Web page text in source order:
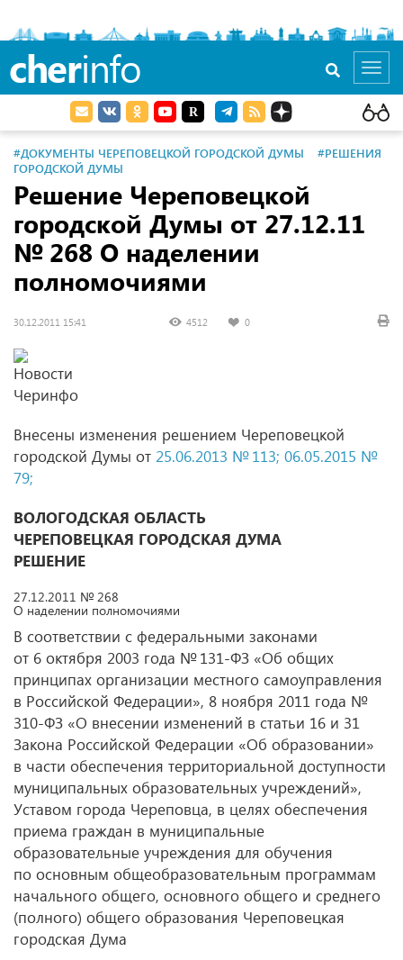
cherinfo
#ДОКУМЕНТЫ ЧЕРЕПОВЕЦКОЙ ГОРОДСКОЙ ДУМЫ
#РЕШЕНИЯ
ГОРОДСКОЙ ДУМЫ
Решение Череповецкой
городской Думы от 27.12.11
№ 268 О наделении
полномочиями
30.12.2011 15:41 4512 0
Внесены изменения решением Череповецкой
городской Думы от 25.06.2013 № 113; 06.05.2015 №
79;
ВОЛОГОДСКАЯ ОБЛАСТЬ
ЧЕРЕПОВЕЦКАЯ ГОРОДСКАЯ ДУМА
РЕШЕНИЕ
27.12.2011 № 268
О наделении полномочиями
В соответствии с федеральными законами
от 6 октября 2003 года № 131-ФЗ «Об общих
принципах организации местного самоуправления
в Российской Федерации», 8 ноября 2011 года №
310-ФЗ «О внесении изменений в статьи 16 и 31
Закона Российской Федерации «Об образовании»
в части обеспечения территориальной доступности
муниципальных образовательных учреждений»,
Уставом города Череповца, в целях обеспечения
приема граждан в муниципальные
образовательные учреждения для обучения
по основным общеобразовательным программам
начального общего, основного общего и среднего
(полного) общего образования Череповецкая
городская Дума